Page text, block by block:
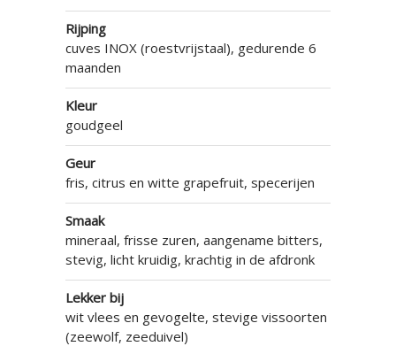
Rijping
cuves INOX (roestvrijstaal), gedurende 6
maanden
Kleur
goudgeel
Geur
fris, citrus en witte grapefruit, specerijen
Smaak
mineraal, frisse zuren, aangename bitters,
stevig, licht kruidig, krachtig in de afdronk
Lekker bij
wit vlees en gevogelte, stevige vissoorten
(zeewolf, zeeduivel)